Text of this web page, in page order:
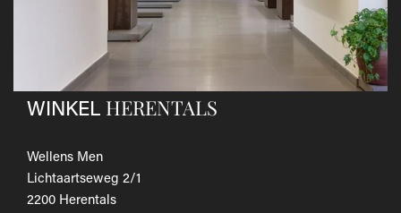
Als je het wilt omruilen voor een ander artikel, dien je een
nieuwe bestelling te plaatsen.
Voor onze uitgebreide beleid betreffende verzenden en
retourneren, raadpleeg onze Veelgestelde vragen
WINKEL HERENTALS
Wellens Men
Lichtaartseweg 2/1
2200 Herentals